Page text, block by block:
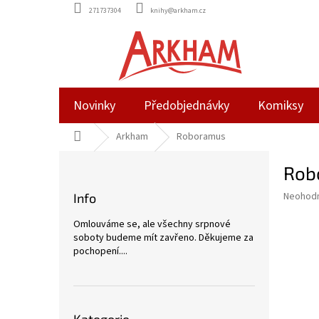
271737304 knihy@arkham.cz
Novinky Předobjednávky Komiksy
Domů Arkham Roboramus
Info
Omlouváme se, ale všechny srpnové
soboty budeme mít zavřeno. Děkujeme za
pochopení....